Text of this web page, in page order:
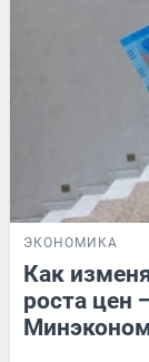
ЭКОНОМИКА
Как
роста цен